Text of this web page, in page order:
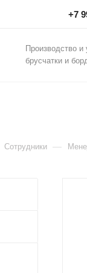
+7
Производство и
брусчатки и
Сотрудники —